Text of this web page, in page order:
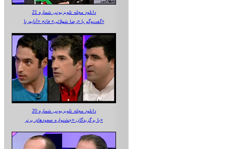
دانلود مجله تلویزیونی شماره 21
گفت‌وگو با «رضا شهلائی» فاتح «آناپورنا»
دانلود مجله تلویزیونی شماره 20
با برگزیدگان «جشنواره صعودهای برتر»